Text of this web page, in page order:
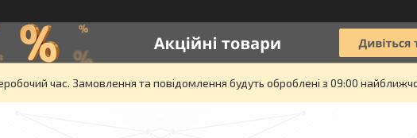
час. Замовлення та повідомлення будуть оброблені з 09:00